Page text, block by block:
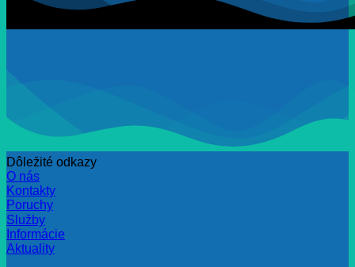
Dôležité odkazy
O nás
Kontakty
Poruchy
Služby
Informácie
Aktuality